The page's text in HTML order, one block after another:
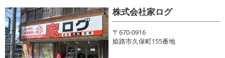
株式会社家ログ
〒670-0916
姫路市久保町155番地